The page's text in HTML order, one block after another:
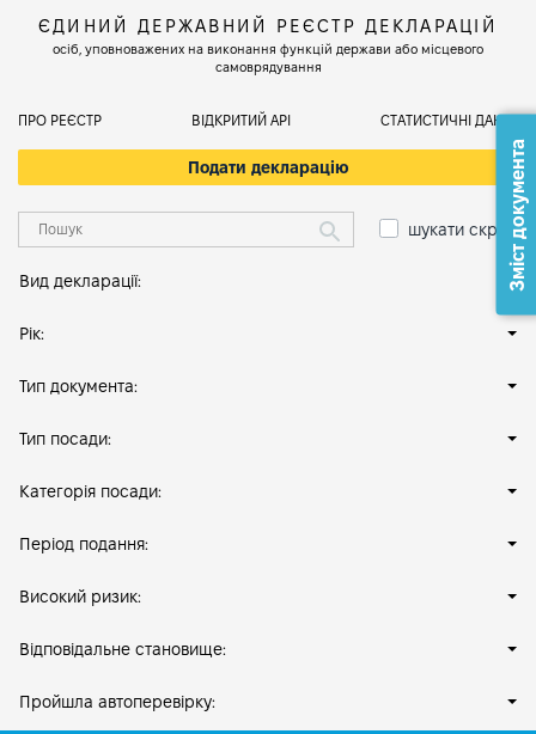
ЄДИНИЙ ДЕРЖАВНИЙ РЕЄСТР ДЕКЛАРАЦІЙ
осіб, уповноважених на виконання функцій держави або місцевого
самоврядування
ПРО РЕЄСТР ВІДКРИТИЙ АРІ СТАТИСТИЧНІ ДАНІ
Подати декларацію
шукати скрізь
Вид декларації:
Рік:
Тип документа:
Тип посади:
Категорія посади:
Період подання:
Високий ризик:
Відповідальне становище:
Пройшла автоперевірку:
Зміст документа